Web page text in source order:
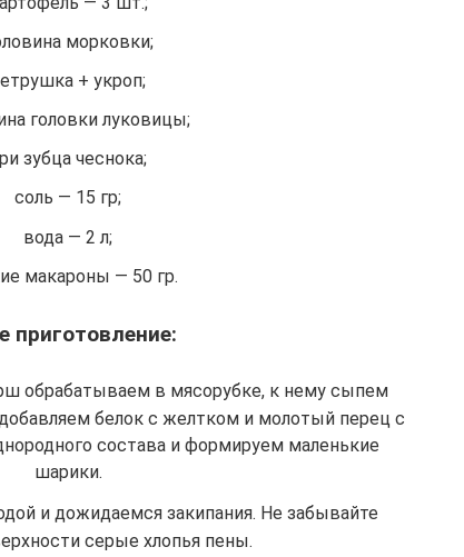
морковки;
+ укроп;
головки луковицы;
зубца чеснока;
соль — 15 гр;
вода — 2 л;
макароны — 50 гр.
приготовление:
обрабатываем в мясорубке, к нему сыпем
белок с желтком и молотый перец с
состава и формируем маленькие
шарики.
и дожидаемся закипания. Не забывайте
серые хлопья пены.